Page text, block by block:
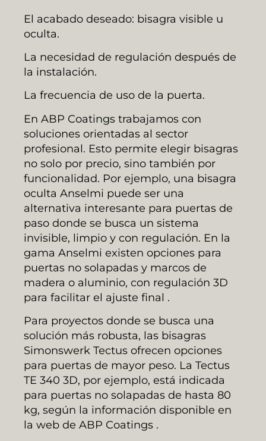
El acabado deseado: bisagra visible u
oculta.
La necesidad de regulación después de
la instalación.
La frecuencia de uso de la puerta.
En ABP Coatings trabajamos con
soluciones orientadas al sector
profesional. Esto permite elegir bisagras
no solo por precio, sino también por
funcionalidad. Por ejemplo, una bisagra
oculta Anselmi puede ser una
alternativa interesante para puertas de
paso donde se busca un sistema
invisible, limpio y con regulación. En la
gama Anselmi existen opciones para
puertas no solapadas y marcos de
madera o aluminio, con regulación 3D
para facilitar el ajuste final .
Para proyectos donde se busca una
solución más robusta, las bisagras
Simonswerk Tectus ofrecen opciones
para puertas de mayor peso. La Tectus
TE 340 3D, por ejemplo, está indicada
para puertas no solapadas de hasta 80
kg, según la información disponible en
la web de ABP Coatings .